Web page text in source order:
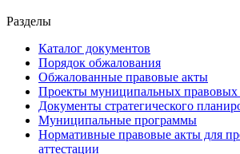
Разделы
Каталог документов
Порядок обжалования
Обжалованные правовые акты
Проекты муниципальных правовых
Документы стратегического
Муниципальные программы
Нормативные правовые акты для
аттестации